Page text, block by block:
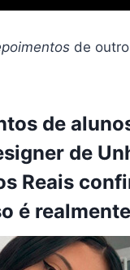
de
de
de
Reais
é